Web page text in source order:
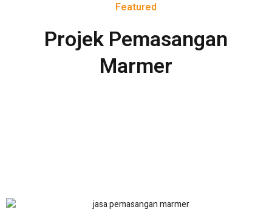
Featured
Projek Pemasangan
Marmer